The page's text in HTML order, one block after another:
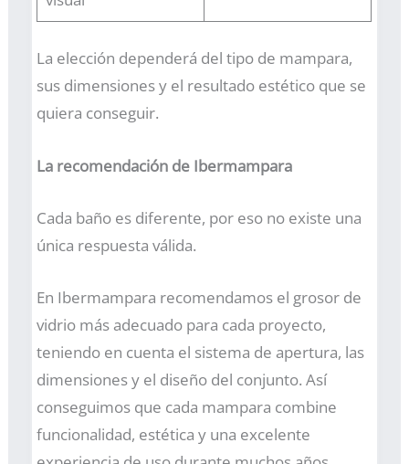
La elección dependerá del tipo de mampara,
sus dimensiones y el resultado estético que se
quiera conseguir.
La recomendación de Ibermampara
Cada baño es diferente, por eso no existe una
única respuesta válida.
En Ibermampara recomendamos el grosor de
vidrio más adecuado para cada proyecto,
teniendo en cuenta el sistema de apertura, las
dimensiones y el diseño del conjunto. Así
conseguimos que cada mampara combine
funcionalidad, estética y una excelente